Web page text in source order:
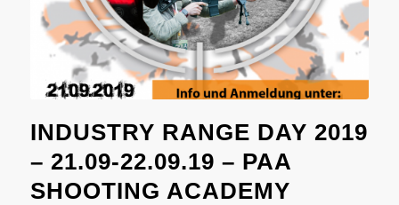
INDUSTRY RANGE DAY 2019
– 21.09-22.09.19 – PAA
SHOOTING ACADEMY